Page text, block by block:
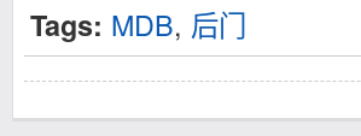
Tags: MDB, 后门